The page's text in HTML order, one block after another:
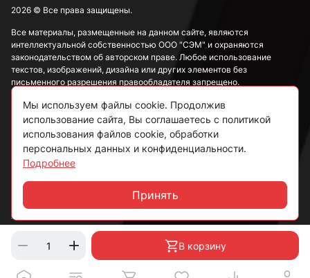
В корзину
Все материалы, размещенные на данном сайте, являются
интеллектуальной собственностью ООО "СЭМ" и охраняются
законодательством об авторском праве. Любое использование
текстов, изображений, дизайна или других элементов без
письменного разрешения правообладателя запрещено.
Информация, представленная на сайте, носит исключительно
ознакомительный характер и не может рассматриваться как
публичная оферта в соответствии со ст. 437 ГК РФ.
Политика конфиденциальности
Согласие на обработку данных
Пользовательское соглашение
2026 © Все права защищены.
Мы используем файлы cookie. Продолжив
использование сайта, Вы соглашаетесь с политикой
использования файлов cookie, обработки
персональных данных и конфиденциальности.
Подробнее
Принять
Чат